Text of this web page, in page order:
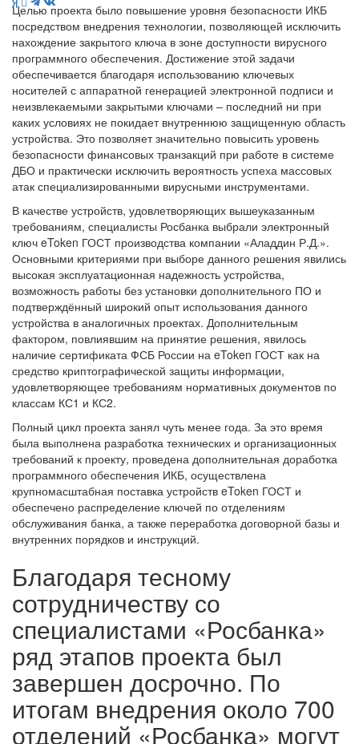
Целью проекта было повышение уровня безопасности ИКБ
посредством внедрения технологии, позволяющей исключить
нахождение закрытого ключа в зоне доступности вирусного
программного обеспечения. Достижение этой задачи
обеспечивается благодаря использованию ключевых
носителей с аппаратной генерацией электронной подписи и
неизвлекаемыми закрытыми ключами – последний ни при
каких условиях не покидает внутреннюю защищенную область
устройства. Это позволяет значительно повысить уровень
безопасности финансовых транзакций при работе в системе
ДБО и практически исключить вероятность успеха массовых
атак специализированными вирусными инструментами.
В качестве устройств, удовлетворяющих вышеуказанным
требованиям, специалисты Росбанка выбрали электронный
ключ eToken ГОСТ производства компании «Аладдин Р.Д.».
Основными критериями при выборе данного решения явились
высокая эксплуатационная надежность устройства,
возможность работы без установки дополнительного ПО и
подтверждённый широкий опыт использования данного
устройства в аналогичных проектах. Дополнительным
фактором, повлиявшим на принятие решения, явилось
наличие сертификата ФСБ России на eToken ГОСТ как на
средство криптографической защиты информации,
удовлетворяющее требованиям нормативных документов по
классам КС1 и КС2.
Полный цикл проекта занял чуть менее года. За это время
была выполнена разработка технических и организационных
требований к проекту, проведена дополнительная доработка
программного обеспечения ИКБ, осуществлена
крупномасштабная поставка устройств eToken ГОСТ и
обеспечено распределение ключей по отделениям
обслуживания банка, а также переработка договорной базы и
внутренних порядков и инструкций.
Благодаря тесному
сотрудничеству со
специалистами «Росбанка»
ряд этапов проекта был
завершен досрочно. По
итогам внедрения около 700
отделений «Росбанка» могут